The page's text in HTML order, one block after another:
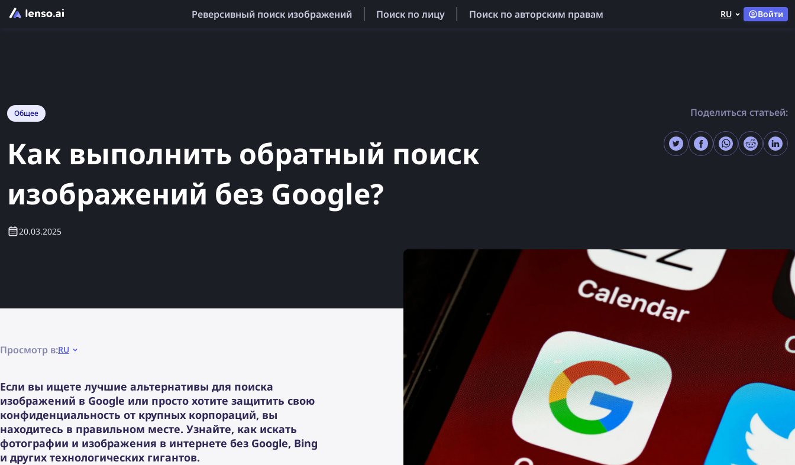
Реверсивный поиск изображений Поиск по лицу Поиск по авторским правам RU Войти
Общее
Как выполнить обратный поиск
изображений без Google?
20.03.2025
Поделиться статьей:
Просмотр в:RU
Если вы ищете лучшие альтернативы для поиска
изображений в Google или просто хотите защитить свою
конфиденциальность от крупных корпораций, вы
находитесь в правильном месте. Узнайте, как искать
фотографии и изображения в интернете без Google, Bing
и других технологических гигантов.